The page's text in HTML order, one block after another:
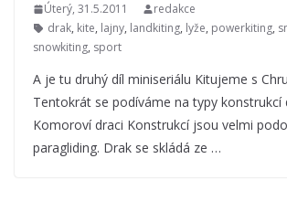
Úterý, 31.5.2011
redakce
drak, kite, lajny, landkiting, lyže, powerkiting,
snowkiting, sport
A je tu druhý díl miniseriálu Kitujeme s
Tentokrát se podíváme na typy konstrukcí
Komoroví draci Konstrukcí jsou velmi
paragliding. Drak se skládá ze …